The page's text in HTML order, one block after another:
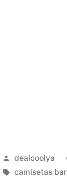
Publicado
por
dealcoolya
Etiquetas:
camisetas